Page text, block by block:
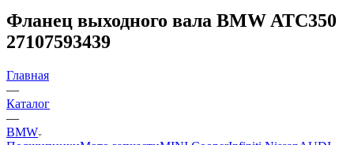
Фланец выходного вала BMW ATC350
27107593439
Главная
—
Каталог
—
BMW